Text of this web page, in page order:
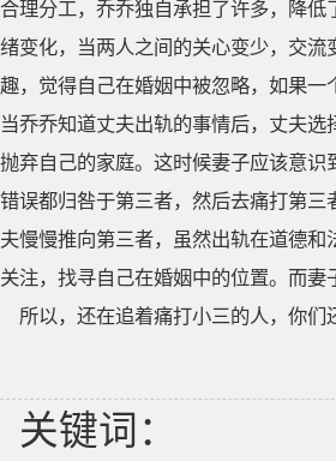
合理分工，乔乔独自承担了许多，降
绪变化，当两人之间的关心变少，交
趣，觉得自己在婚姻中被忽略，如果
当乔乔知道丈夫出轨的事情后，丈夫
抛弃自己的家庭。这时候妻子应该意
错误都归咎于第三者，然后去痛打第
夫慢慢推向第三者，虽然出轨在道德
关注，找寻自己在婚姻中的位置。而
所以，还在追着痛打小三的人，你们
关键词：